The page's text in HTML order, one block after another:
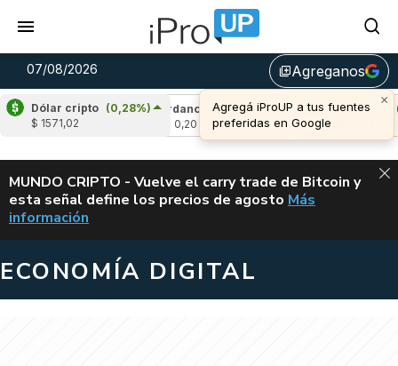
07/08/2026 library_addAgreganos
×
Agregá iProUP a tus fuentes
preferidas en Google
Dólar cripto (0,28%)
$ 1571,02
1,17%) Cardano
(4,67%)
u$s 0,20
Avalanche
(-
u$s 6,42
ALERTA
MUNDO CRIPTO - Vuelve el carry trade de Bitcoin y
esta señal define los precios de agosto VUELVE EL
Más
información
ECONOMÍA DIGITAL